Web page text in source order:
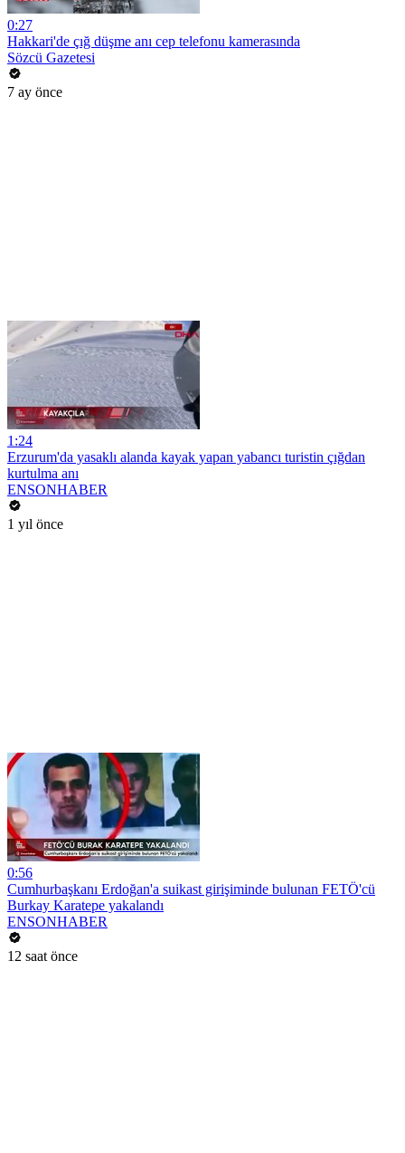
0:27
Hakkari'de çığ düşme anı cep telefonu kamerasında
Sözcü Gazetesi
7 ay önce
1:24
Erzurum'da yasaklı alanda kayak yapan yabancı turistin çığdan
kurtulma anı
ENSONHABER
1 yıl önce
0:56
Cumhurbaşkanı Erdoğan'a suikast girişiminde bulunan FETÖ'cü
Burkay Karatepe yakalandı
ENSONHABER
12 saat önce